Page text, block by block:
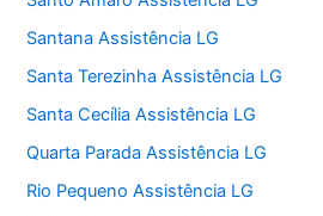
Santana Assistência LG
Santa Terezinha Assistência LG
Santa Cecília Assistência LG
Quarta Parada Assistência LG
Rio Pequeno Assistência LG